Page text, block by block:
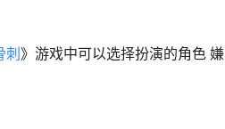
刺 》游戏中可以选择扮演的角色 嫌